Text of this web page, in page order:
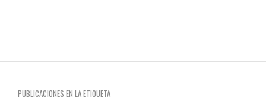
PUBLICACIONES EN LA ETIQUETA